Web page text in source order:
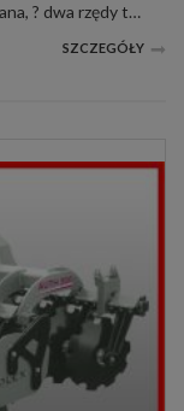
Wyposażenie standardowe: ? piasta przykręcana, ? dwa rzędy talerzy na trójkątnej amortyzacji gumowej, ? rozstaw pomiędzy belkami: 650 mm, ? talerze o średnicy 510 mm wyposażone w bezobsługowe piasty na stożkowych łożyskach, ?tylny, łożys...
SZCZEGÓŁY